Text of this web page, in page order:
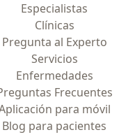
Especialistas
Clínicas
Pregunta al Experto
Servicios
Enfermedades
Frecuentes
para móvil
Blog para pacientes